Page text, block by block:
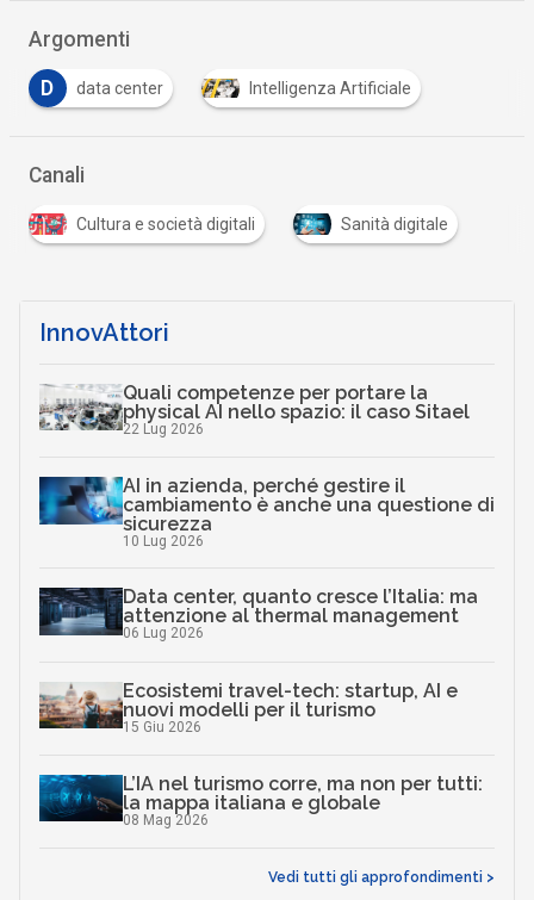
Argomenti
D data center Intelligenza Artificiale
Canali
Cultura e società digitali Sanità digitale
InnovAttori
Quali competenze per portare la
physical AI nello spazio: il caso Sitael
22 Lug 2026
AI in azienda, perché gestire il
cambiamento è anche una questione di
sicurezza
10 Lug 2026
Data center, quanto cresce l’Italia: ma
attenzione al thermal management
06 Lug 2026
Ecosistemi travel-tech: startup, AI e
nuovi modelli per il turismo
15 Giu 2026
L’IA nel turismo corre, ma non per tutti:
la mappa italiana e globale
08 Mag 2026
Vedi tutti gli approfondimenti >